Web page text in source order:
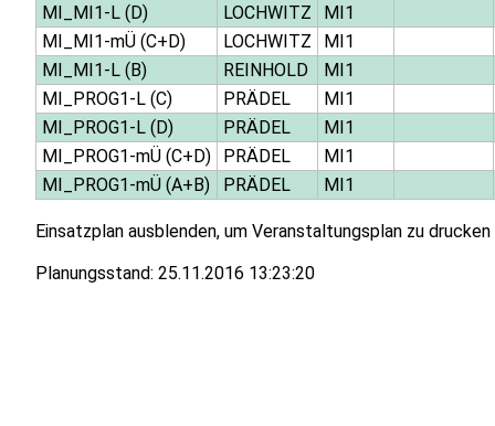
MI_MI1-L (D)
LOCHWITZ
MI1
MI_MI1-mÜ (C+D)
LOCHWITZ
MI1
MI_MI1-L (B)
REINHOLD
MI1
MI_PROG1-L (C)
PRÄDEL
MI1
MI_PROG1-L (D)
PRÄDEL
MI1
MI_PROG1-mÜ (C+D)
PRÄDEL
MI1
MI_PROG1-mÜ (A+B)
PRÄDEL MI1
Einsatzplan ausblenden, um Veranstaltungsplan zu drucken
Planungsstand: 25.11.2016 13:23:20